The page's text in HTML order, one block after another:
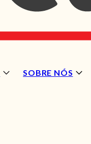
SOBRE NÓS